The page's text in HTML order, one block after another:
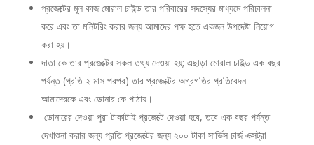
প্রজেক্টের মূল কাজ মোরাল চাইল্ড তার পরিবারের সদস্যের মাধ্যমে পরিচালনা
করে এবং তা মনিটরিং করার জন্য আমাদের পক্ষ হতে একজন উপদেষ্টা নিয়োগ
করা হয়।
দাতা কে তার প্রজেক্টের সকল তথ্য দেওয়া হয়; এছাড়া মোরাল চাইল্ড এক বছর
পর্যন্ত (প্রতি ২ মাস পরপর) তার প্রজেক্টের অগ্রগতির প্রতিবেদন
আমাদেরকে এবং ডোনার কে পাঠায়।
ডোনারের দেওয়া পুরা টাকাটাই প্রজেক্টে দেওয়া হবে, তবে এক বছর পর্যন্ত
দেখাশুনা করার জন্য প্রতি প্রজেক্টের জন্য ২০০ টাকা সার্ভিস চার্জ এক্সট্রা